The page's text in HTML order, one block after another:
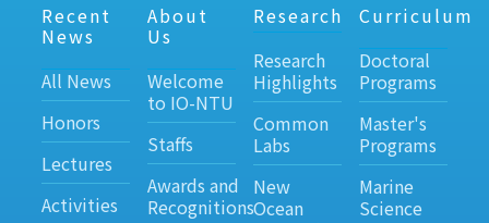
Recent
News
All News
Honors
Lectures
Activities
About
Us
Welcome
to IO-NTU
Staffs
Awards and
Recognitions
Research
Research
Highlights
Common
Labs
New
Ocean
Curriculum
Doctoral
Programs
Master's
Programs
Marine
Science